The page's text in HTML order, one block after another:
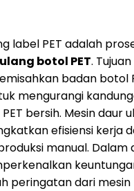
label PET adalah
botol PET.
badan botol
mengurangi
bersih. Mesin daur
efisiensi kerja
manual. Dalam
peringatan dari mesin